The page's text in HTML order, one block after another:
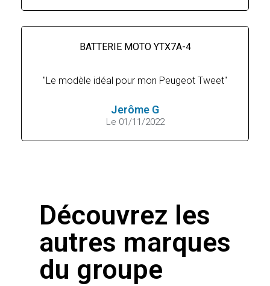
BATTERIE MOTO YTX7A-4
"Le modèle idéal pour mon Peugeot Tweet"
Jerôme G
Le 01/11/2022
Découvrez les
autres marques
du groupe